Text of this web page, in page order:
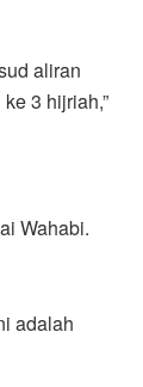
aliran
3 hijriah,”
Wahabi.
adalah